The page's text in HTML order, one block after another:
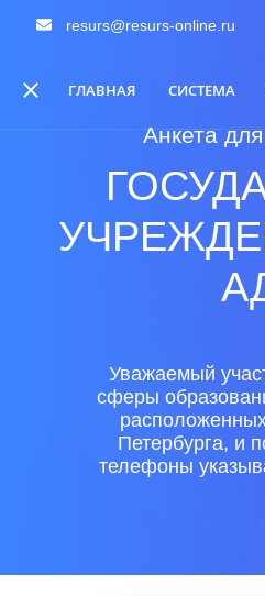
resurs@resurs-online.ru
ГЛАВНАЯ СИСТЕМА
Анкета
Уважаемый
сферы
Петербурга, и
телефоны